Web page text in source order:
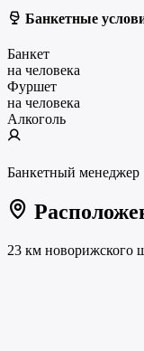
Банкетные
Банкет
на человека
Фуршет
на человека
Алкоголь
Банкетный менеджер
23 км новорижского